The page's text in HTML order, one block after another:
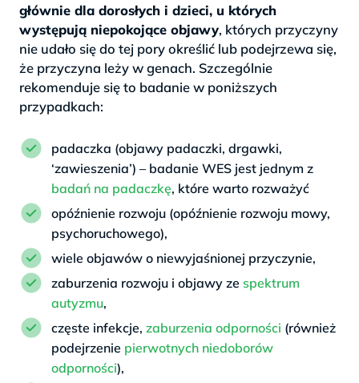
głównie dla dorosłych i dzieci, u których
występują niepokojące objawy, których przyczyny
nie udało się do tej pory określić lub podejrzewa się,
że przyczyna leży w genach. Szczególnie
rekomenduje się to badanie w poniższych
przypadkach:
padaczka (objawy padaczki, drgawki,
‘zawieszenia’) – badanie WES jest jednym z
badań na padaczkę, które warto rozważyć
opóźnienie rozwoju (opóźnienie rozwoju mowy,
psychoruchowego),
wiele objawów o niewyjaśnionej przyczynie,
zaburzenia rozwoju i objawy ze spektrum
autyzmu,
częste infekcje, zaburzenia odporności (również
podejrzenie pierwotnych niedoborów
odporności),